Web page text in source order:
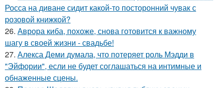
Росса на диване сидит какой-то посторонний чувак с
розовой книжкой?
26. Аврора киба, похоже, снова готовится к важному
шагу в своей жизни - свадьбе!
27. Алекса Деми думала, что потеряет роль Мэдди в
"Эйфории", если не будет соглашаться на интимные и
обнаженные сцены.